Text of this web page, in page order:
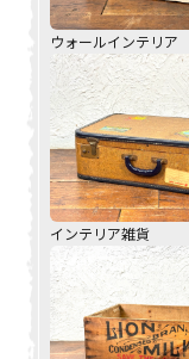
ウォールインテリア
インテリア雑貨